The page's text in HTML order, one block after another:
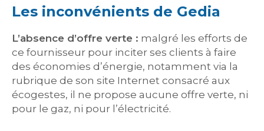
Les inconvénients de Gedia
L’absence d’offre verte : malgré les efforts de
ce fournisseur pour inciter ses clients à faire
des économies d’énergie, notamment via la
rubrique de son site Internet consacré aux
écogestes, il ne propose aucune offre verte, ni
pour le gaz, ni pour l’électricité.